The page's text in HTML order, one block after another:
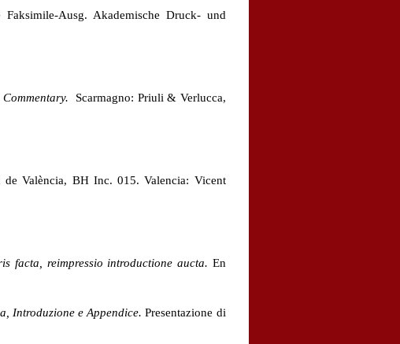
Ausg. Akademische Druck- und
Scarmagno: Priuli & Verlucca,
València, BH Inc. 015. Valencia: Vicent
facta, reimpressio introductione aucta. En
Introduzione e Appendice. Presentazione di